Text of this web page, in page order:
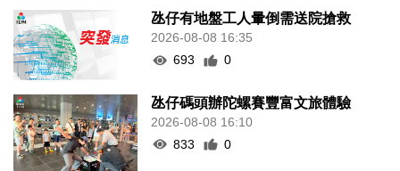
氹仔有地盤工人暈倒需送院搶救
2026-08-08 16:35
693
0
氹仔碼頭辦陀螺賽豐富文旅體驗
2026-08-08 16:10
833
0